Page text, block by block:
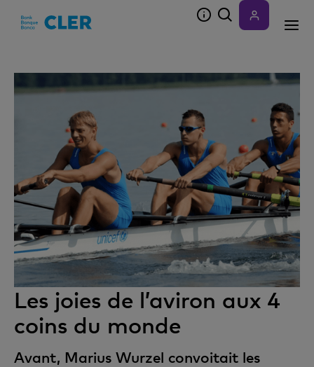
Les joies de l’aviron aux 4
coins du monde
Avant, Marius Wurzel convoitait les